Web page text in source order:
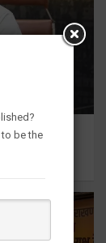
तैयारी
be the